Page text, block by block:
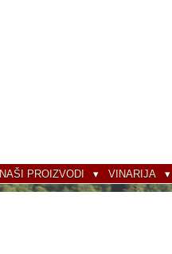
NAŠI PROIZVODI VINARIJA